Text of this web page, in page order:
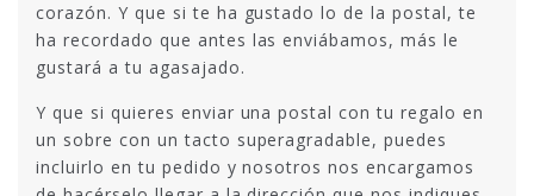
corazón. Y que si te ha gustado lo de la postal, te
ha recordado que antes las enviábamos, más le
gustará a tu agasajado.
Y que si quieres enviar una postal con tu regalo en
un sobre con un tacto superagradable, puedes
incluirlo en tu pedido y nosotros nos encargamos